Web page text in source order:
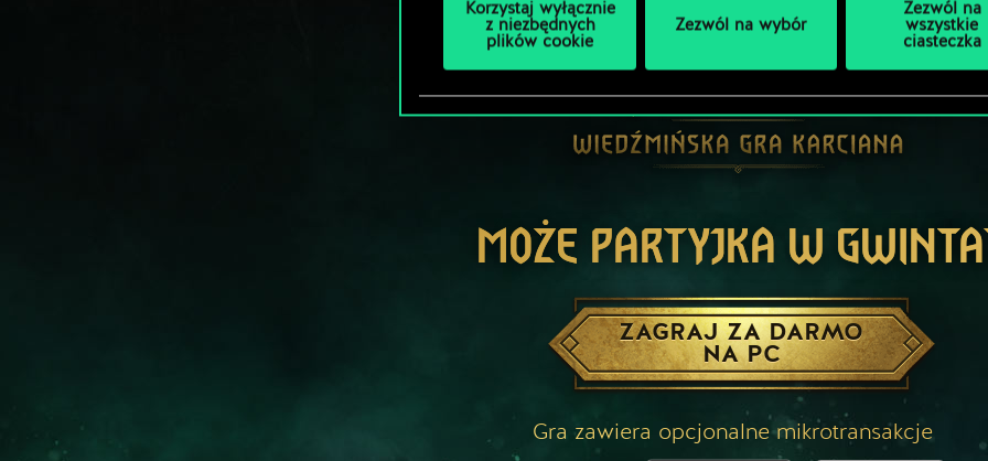
Korzystaj wyłącznie
z niezbędnych
plików cookie
Zezwól na wybór
Zezwól na
wszystkie
ciasteczka
MOŻE PARTYJKA W
ZAGRAJ ZA DARMO
NA PC
Gra zawiera opcjonalne mikrotransakcje